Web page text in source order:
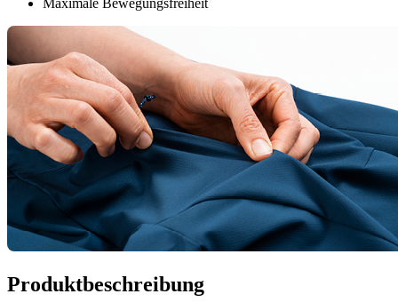
Maximale Bewegungsfreiheit
Produktbeschreibung